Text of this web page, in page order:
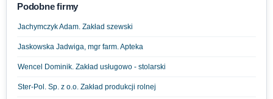
Podobne firmy
Jachymczyk Adam. Zakład szewski
Jaskowska Jadwiga, mgr farm. Apteka
Wencel Dominik. Zakład usługowo - stolarski
Ster-Pol. Sp. z o.o. Zakład produkcji rolnej